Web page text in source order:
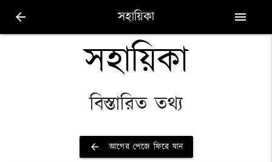
arrow_back সহায়িকা menu
সহায়িকা
বিস্তারিত তথ্য
arrow_back আগের পেজে ফিরে যান